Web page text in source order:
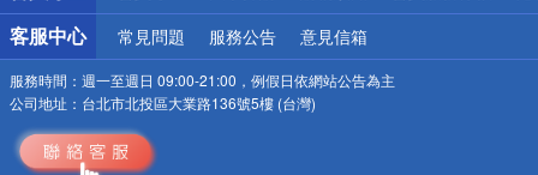
客服中心 常見問題 服務公告 意見信箱
服務時間： 週一至週日 09:00-21:00，例假日依網站公告為主
公司地址： 台北市北投區大業路136號5樓 (台灣)